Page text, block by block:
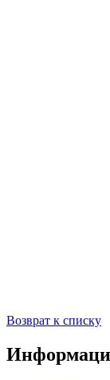
Возврат к списку